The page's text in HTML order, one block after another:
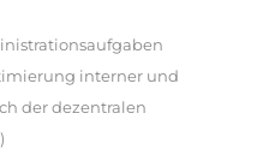
interner und
der dezentralen